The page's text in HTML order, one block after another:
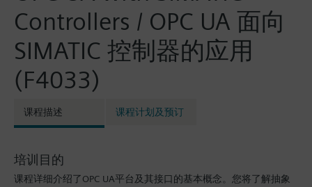
Controllers / OPC UA 面向
SIMATIC 控制器的应用
(F4033)
课程描述 课程计划及预订
培训目的
课程详细介绍了OPC UA平台及其接口的基本概念。您将了解抽象